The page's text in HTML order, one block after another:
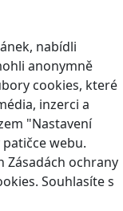
nabídli
anonymně
cookies, které
inzerci a
"Nastavení
webu.
Zásadách ochrany
Souhlasíte s